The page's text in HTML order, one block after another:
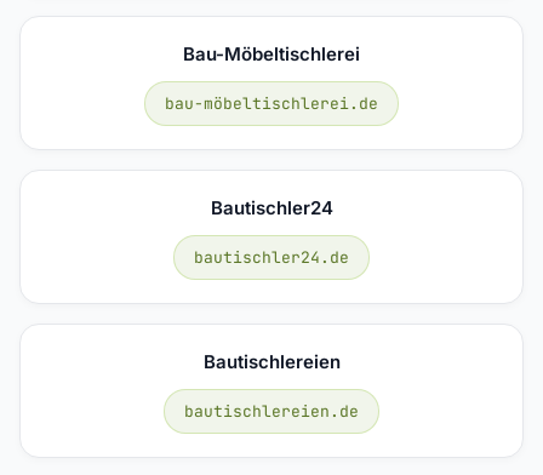
Bau-Möbeltischlerei
bau-möbeltischlerei.de
Bautischler24
bautischler24.de
Bautischlereien
bautischlereien.de